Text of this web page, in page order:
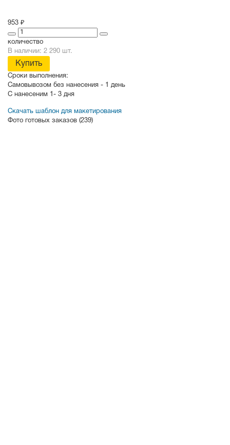
953 ₽
количество
В наличии: 2 290 шт.
Купить
Сроки выполнения:
Самовывозом без нанесения - 1 день
С нанесеним 1- 3 дня
Скачать шаблон для макетирования
Фото готовых заказов (239)